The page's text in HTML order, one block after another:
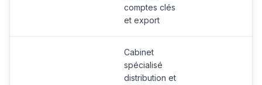
comptes clés
et export
Cabinet
spécialisé
distribution et